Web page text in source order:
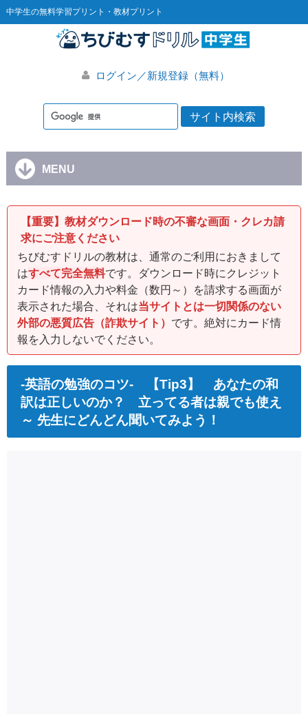
中学生の無料学習プリント・教材プリント
ログイン／新規登録（無料）
MENU
【重要】教材ダウンロード時の不審な画面・クレカ請
求にご注意ください
ちびむすドリルの教材は、通常のご利用におきまして
はすべて完全無料です。ダウンロード時にクレジット
カード情報の入力や料金（数円～）を請求する画面が
表示された場合、それは当サイトとは一切関係のない
外部の悪質広告（詐欺サイト） です。絶対にカード情
報を入力しないでください。
-英語の勉強のコツ- 【Tip3】 あなたの和
訳は正しいのか？ 立ってる者は親でも使え
～ 先生にどんどん聞いてみよう！